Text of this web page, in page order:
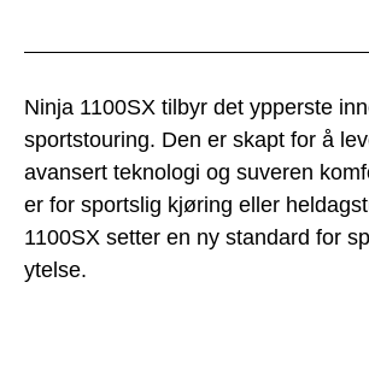
Ninja 1100SX tilbyr det ypperste
sportstouring. Den er skapt for å
avansert teknologi og suveren
er for sportslig kjøring eller
1100SX setter en ny standard for
ytelse.